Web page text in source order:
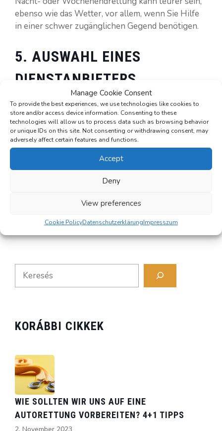
Manage Cookie Consent
To provide the best experiences, we use technologies like cookies to
store and/or access device information. Consenting to these
technologies will allow us to process data such as browsing behavior
or unique IDs on this site. Not consenting or withdrawing consent, may
adversely affect certain features and functions.
Accept
Deny
View preferences
Cookie PolicyDatenschutzerklärungImpresszum
ebenso wie das Wetter, vor allem, wenn Sie Hilfe
in einer schwer zugänglichen Gegend benötigen.
5. AUSWAHL EINES
DIENSTANBIETERS
Natürlich hängen die Kosten für das Sparen oder
den Versand auch davon ab, welchen Anbieter Sie
wählen. Verschiedene Rettungs- und
Transportunternehmen haben unterschiedliche
Preislisten, sodass Sie die Optionen vergleichen
können, bevor Sie sich entscheiden. In diesem
Zusammenhang ist das Wichtigste, dass
dem Transport von Autos immer wichtiger sind als
die Wahl der günstigsten Option.
Search
KORÁBBI CIKKEK
WIE SOLLTEN WIR UNS AUF EINE
AUTORETTUNG VORBEREITEN? 4+1 TIPPS
2. November 2023